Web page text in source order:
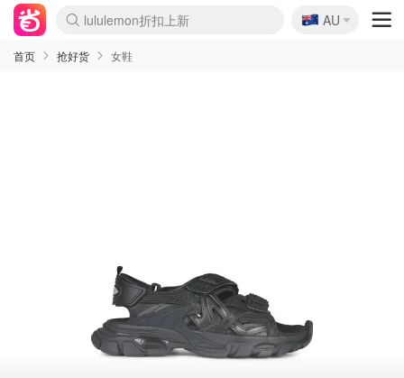
lululemon折扣上新
Sasa美妆护肤3.5折
SSENSE年中2.5折
FreshBeauty好价汇总
Cettire降价+叠9折
WWS Coles超市实拍
viagogo二手票捡漏
Myer超级周末
The Outnet奢牌1折起
David Jones 3折起
Flannels大牌1折
Perfumes Club护肤1折
AMIRO面罩$251
Amazon折扣汇总
eToro入金$200送$50
Amazon数码好物
ICONIC本周7.5折
ThedoubleF高奢地板价
Moose Knuckles 6折
丝芙兰5折起
EUFY摄像头$98
Selenichast首饰2折
Trip机票酒店促销
YSL送5件彩妆礼
Amazon家居好物
Amazon美妆护肤
雅漾大喷$8
过敏原检测盒$33
伊索独家赠50ml沐浴露
科颜氏高保湿面霜$29
SEALIFE海洋馆门票6折
丝塔芙大白罐$16
订阅Newsletter送香薰
Cult Beauty 6.8折
Harrods圣诞日历$525
LN-CC奢牌私促3折
d'Alba空姐喷雾$16
EVE LOM套装£56
Bernardelli独家4折
Adore Beauty 6折起
CT圣诞日历
Mytheresa奢品2.7折
Luxury Escapes 9折
Currentbody美容仪$881
MOON Garden Live
Roborock扫地机$649
Tingo Life水杯$24
Valentino官网5折
CR洗护套装$23
修丽可4件套$159
Myer彩妆2件7折
GANNI官网4.5折
Stylevana韩妆4折
Tessabit高奢8.5折
OGX洗发水$11
Amazon阿德莱德次日达
卡诗8.5折+赠礼
Philips Hue灯具8折
🇦🇺
AU
首页 抢好货 女鞋